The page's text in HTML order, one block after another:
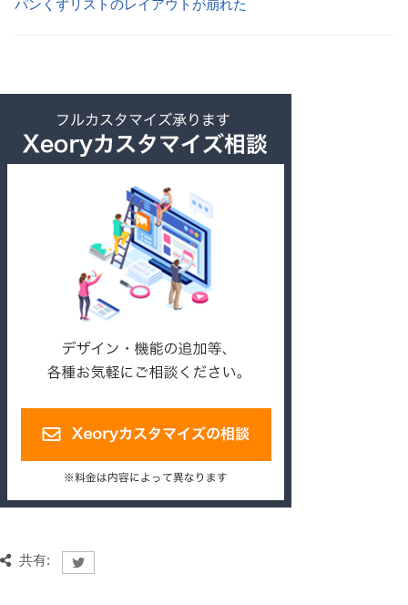
パンくずリストのレイアウトが崩れた
共有: